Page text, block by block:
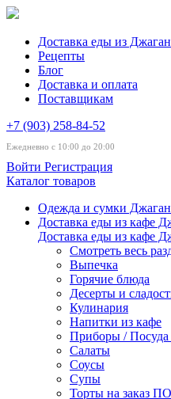
Доставка еды из
Рецепты
Блог
Доставка и оплата
Поставщикам
+7 (903) 258-84-52
Ежедневно с 10:00 до 20:00
Войти Регистрация
Каталог товаров
Одежда и сумки
Доставка еды из кафе
Доставка еды из кафе
Смотреть весь
Выпечка
Горячие блюда
Десерты и
Кулинария
Напитки из кафе
Приборы / Посуда
Салаты
Соусы
Супы
Торты на заказ